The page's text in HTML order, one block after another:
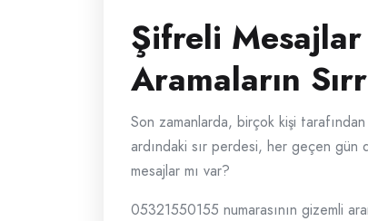
Şifreli
Aramaların
Son zamanlarda, birçok kişi
ardındaki sır perdesi, her geçen gün
mesajlar mı var?
05321550155 numarasının gizemli